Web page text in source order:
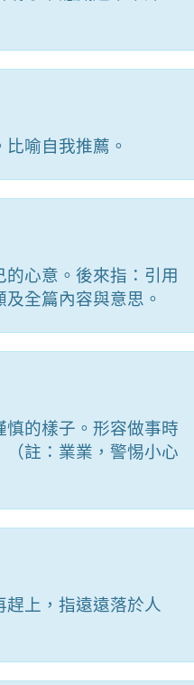
喻自我推薦。
心意。後來指：引用
全篇內容與意思。
的樣子。形容做事時
註：業業，警惕小心
上，指遠遠落於人